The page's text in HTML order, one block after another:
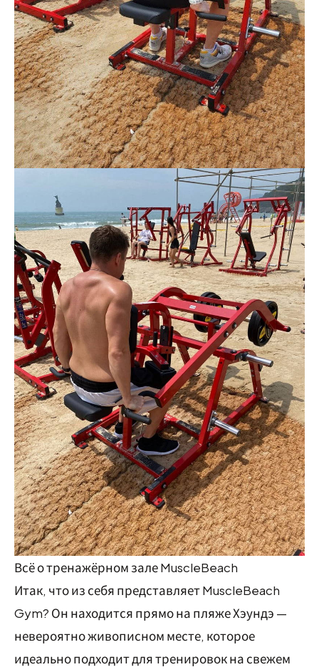
Всё о тренажёрном зале MuscleBeach
Итак, что из себя представляет MuscleBeach
Gym? Он находится прямо на пляже Хэундэ —
невероятно живописном месте, которое
идеально подходит для тренировок на свежем